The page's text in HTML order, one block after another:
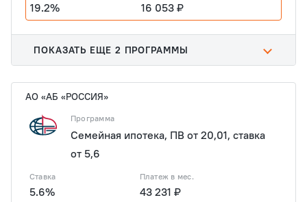
19.2% 16 053 ₽
ПОКАЗАТЬ ЕЩЕ 2 ПРОГРАММЫ
АО «АБ «РОССИЯ»
Программа
Семейная ипотека, ПВ от 20,01, ставка
от 5,6
Ставка
5.6%
Платеж в мес.
43 231 ₽